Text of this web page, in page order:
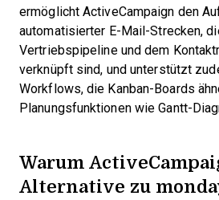
ermöglicht ActiveCampaign den
automatisierter E-Mail-Strecken,
Vertriebspipeline und dem
verknüpft sind, und unterstützt
Workflows, die Kanban-Boards
Planungsfunktionen wie Gantt-
Warum
Alternative zu